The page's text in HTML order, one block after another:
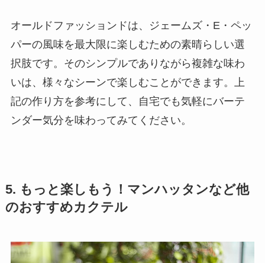
オールドファッションドは、ジェームズ・E・ペッ
パーの風味を最大限に楽しむための素晴らしい選
択肢です。そのシンプルでありながら複雑な味わ
いは、様々なシーンで楽しむことができます。上
記の作り方を参考にして、自宅でも気軽にバーテ
ンダー気分を味わってみてください。
5. もっと楽しもう！マンハッタンなど他
のおすすめカクテル